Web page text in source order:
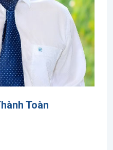
Toàn